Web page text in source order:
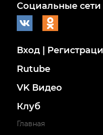
Клуб
Главная
Вход |
Rutube
VK Видео
Социальные сети